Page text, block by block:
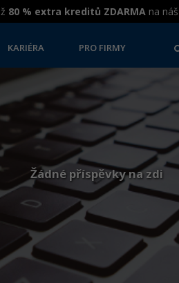
80 % extra kreditů ZDARMA na náš
KARIÉRA PRO FIRMY
Žádné příspěvky na zdi